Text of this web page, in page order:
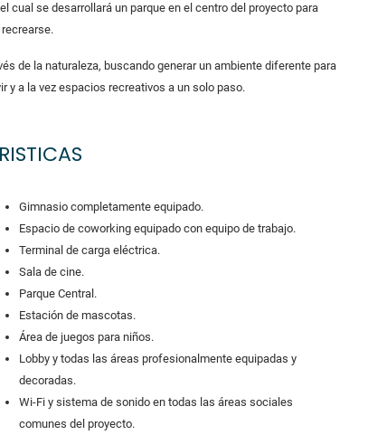
cual se desarrollará un parque en el centro del proyecto para
de la naturaleza, buscando generar un ambiente diferente para
y a la vez espacios recreativos a un solo paso.
Gimnasio completamente equipado.
Espacio de coworking equipado con equipo de trabajo.
Terminal de carga eléctrica.
Sala de cine.
Parque Central.
Estación de mascotas.
Área de juegos para niños.
Lobby y todas las áreas profesionalmente equipadas y
decoradas.
Wi-Fi y sistema de sonido en todas las áreas sociales
comunes del proyecto.